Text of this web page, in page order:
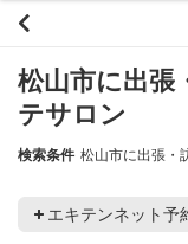
松山市に出張
テサロン
検索条件 松山市に出張・
エキテンネット予